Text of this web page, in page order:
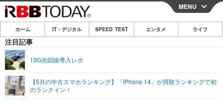
CLOSE
ホーム
IT・デジタル
ネタ
SPEED TEST
エンタメ
MENU
ホーム IT・デジタル SPEED TEST エンタメ ライフ
注目記事
10G光回線導入レポ
【5月の中古スマホランキング】「iPhone 14」が買取ランキングで初
のランクイン！